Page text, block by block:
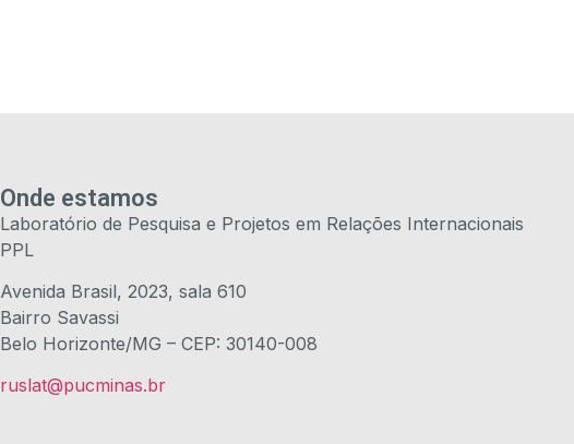
Onde estamos
Laboratório de Pesquisa e Projetos em Relações Internacionais
PPL
Avenida Brasil, 2023, sala 610
Bairro Savassi
Belo Horizonte/MG – CEP: 30140-008
ruslat@pucminas.br